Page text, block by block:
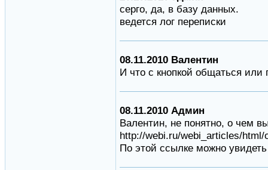
серго, да, в базу данных.
ведется лог переписки
08.11.2010 Валентин
И что с кнопкой общаться или
08.11.2010 Админ
Валентин, не понятно, о чем
http://webi.ru/webi_articles/
По этой ссылке можно